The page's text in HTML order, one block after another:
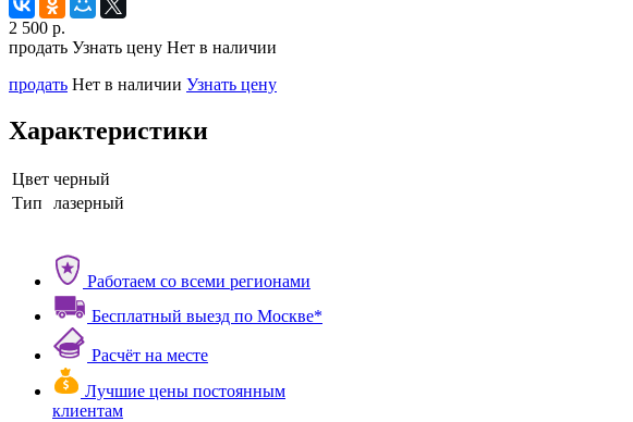
2 500 р.
продать Узнать цену Нет в наличии
продать Нет в наличии Узнать цену
Характеристики
Цвет черный
Тип
лазерный
Работаем со всеми регионами
Бесплатный выезд по Москве*
Расчёт на месте
Лучшие цены постоянным
клиентам